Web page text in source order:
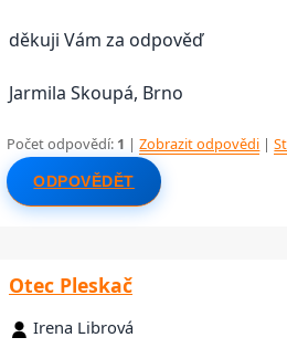
děkuji Vám za odpověď
Jarmila Skoupá, Brno
Počet odpovědí: 1 |Zobrazit odpovědi |
ODPOVĚDĚT
Otec Pleskač
Irena Librová